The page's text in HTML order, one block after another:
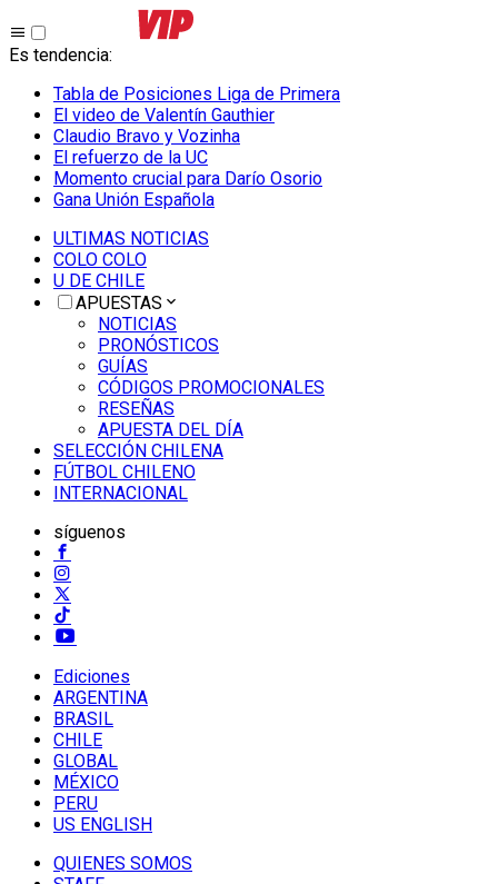
Es tendencia:
Tabla de Posiciones Liga de Primera
El video de Valentín Gauthier
Claudio Bravo y Vozinha
El refuerzo de la UC
Momento crucial para Darío Osorio
Gana Unión Española
ULTIMAS NOTICIAS
COLO COLO
U DE CHILE
APUESTAS
NOTICIAS
PRONÓSTICOS
GUÍAS
CÓDIGOS PROMOCIONALES
RESEÑAS
APUESTA DEL DÍA
SELECCIÓN CHILENA
FÚTBOL CHILENO
INTERNACIONAL
síguenos
Ediciones
ARGENTINA
BRASIL
CHILE
GLOBAL
MÉXICO
PERU
US ENGLISH
QUIENES SOMOS